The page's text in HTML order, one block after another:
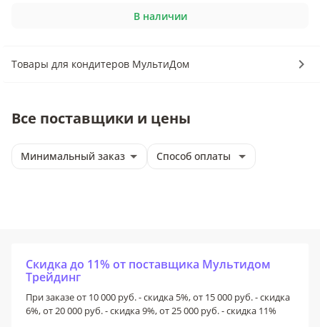
В наличии
Товары для кондитеров МультиДом
Все поставщики и цены
Минимальный заказ Способ оплаты
Скидка до 11% от поставщика Мультидом
Трейдинг
При заказе от 10 000 руб. - скидка 5%, от 15 000 руб. - скидка
6%, от 20 000 руб. - скидка 9%, от 25 000 руб. - скидка 11%